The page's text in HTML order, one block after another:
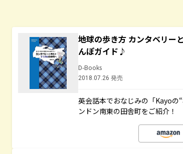
地球の歩き方 カンタベリー
んぽガイド♪
D-Books
2018.07.26 発売
英会話本でおなじみの「Kayoの
ンドン南東の田舎町をご紹介！